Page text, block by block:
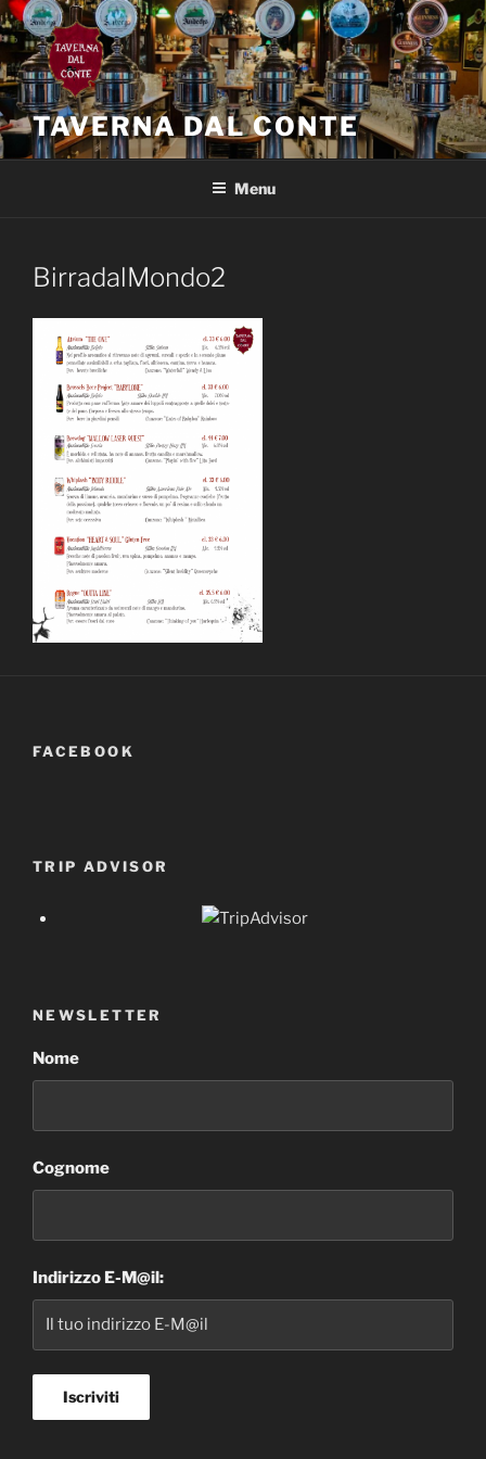
Salta
al
contenuto
TAVERNA DAL CONTE
Menu
BirradalMondo2
FACEBOOK
TRIP ADVISOR
NEWSLETTER
Nome
Cognome
Indirizzo E-M@il: